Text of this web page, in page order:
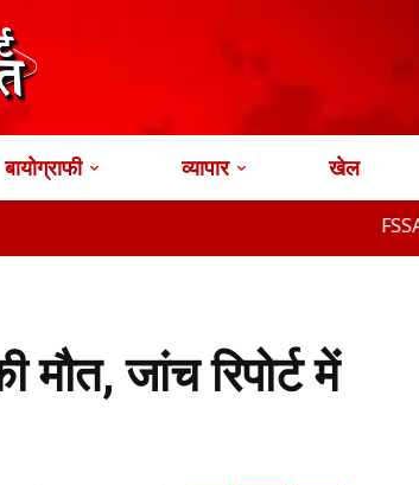
बायोग्राफी व्यापार खेल
FSSAI ने Old
जांच रिपोर्ट में